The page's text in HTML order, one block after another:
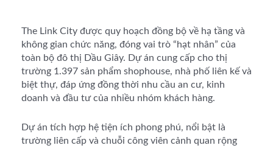
The Link City được quy hoạch đồng bộ về hạ tầng và
không gian chức năng, đóng vai trò “hạt nhân” của
toàn bộ đô thị Dầu Giây. Dự án cung cấp cho thị
trường 1.397 sản phẩm shophouse, nhà phố liên kế và
biệt thự, đáp ứng đồng thời nhu cầu an cư, kinh
doanh và đầu tư của nhiều nhóm khách hàng.
Dự án tích hợp hệ tiện ích phong phú, nổi bật là
trường liên cấp và chuỗi công viên cảnh quan rộng